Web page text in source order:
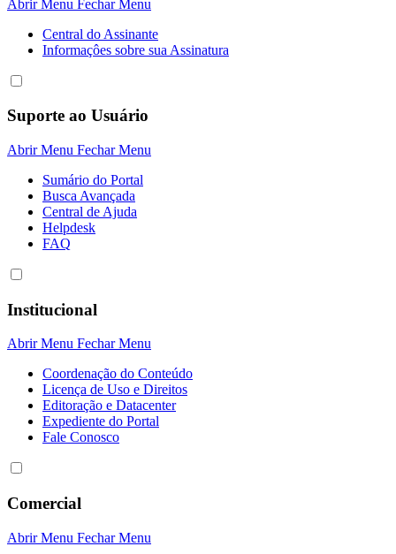
Abrir Menu Fechar Menu
Central do Assinante
Informaçôes sobre sua Assinatura
Suporte ao Usuário
Abrir Menu Fechar Menu
Sumário do Portal
Busca Avançada
Central de Ajuda
Helpdesk
FAQ
Institucional
Abrir Menu Fechar Menu
Coordenação do Conteúdo
Licença de Uso e Direitos
Editoração e Datacenter
Expediente do Portal
Fale Conosco
Comercial
Abrir Menu Fechar Menu